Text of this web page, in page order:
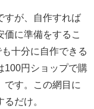
すが、自作すれば
価に準備をするこ
十分に自作できる
100円ショップで購
です。この網目に
だけ。